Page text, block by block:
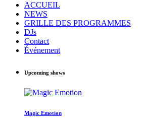
ACCUEIL
NEWS
GRILLE DES PROGRAMMES
DJs
Contact
Événement
Upcoming shows
Magic Emotion